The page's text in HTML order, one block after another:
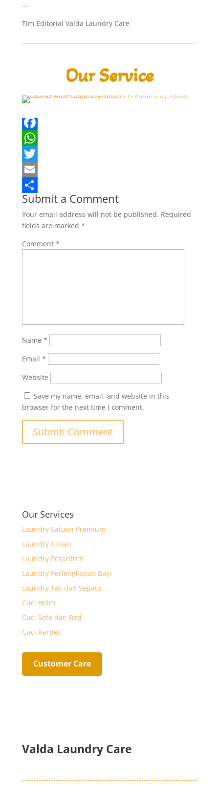
—
Tim Editorial Valda Laundry Care
Our Service
F
a
c
e
b
o
k
W
h
a
t
s
p
T
w
i
t
e
E
m
a
l
S
h
r
Submit a Comment
Your email address will not be published. Required
fields are marked *
Comment *
Name *
Email *
Website
Save my name, email, and website in this
browser for the next time I comment.
Our Services
Laundry Satuan Premium
Laundry Kiloan
Laundry Pesantren
Laundry Perlengkapan Bayi
Laundry Tas dan Sepatu
Cuci Helm
Cuci Sofa dan Bed
Cuci Karpet
Customer Care
Valda Laundry Care